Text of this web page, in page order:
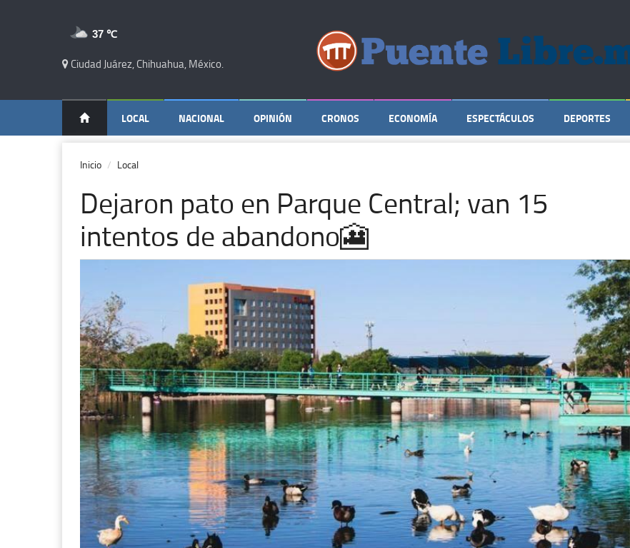
37 ℃
Ciudad Juárez, Chihuahua, México.
LOCAL NACIONAL OPINIÓN CRONOS ECONOMÍA ESPECTÁCULOS DEPORTES
Inicio Local
Dejaron pato en Parque Central; van 15
intentos de abandono🎦